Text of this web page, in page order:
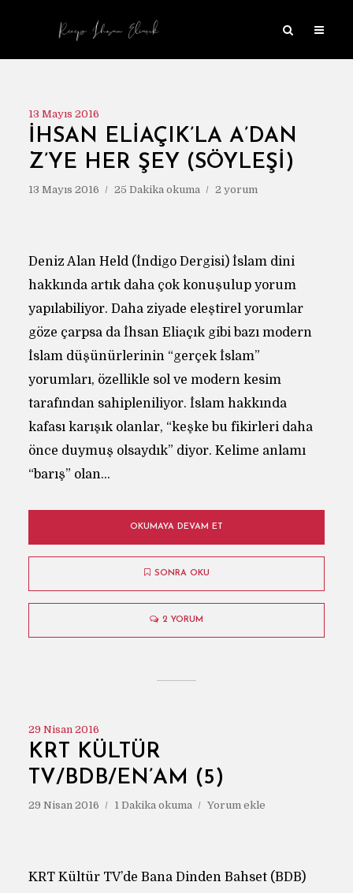
13 Mayıs 2016
İHSAN ELIAÇIK’LA A’DAN
Z’YE HER ŞEY (SÖYLEŞI)
13 Mayıs 2016 25 Dakika okuma 2 yorum
Deniz Alan Held (İndigo Dergisi) İslam dini
hakkında artık daha çok konuşulup yorum
yapılabiliyor. Daha ziyade eleştirel yorumlar
göze çarpsa da İhsan Eliaçık gibi bazı modern
İslam düşünürlerinin “gerçek İslam”
yorumları, özellikle sol ve modern kesim
tarafından sahipleniliyor. İslam hakkında
kafası karışık olanlar, “keşke bu fikirleri daha
önce duymuş olsaydık” diyor. Kelime anlamı
“barış” olan...
OKUMAYA DEVAM ET
SONRA OKU
2 YORUM
29 Nisan 2016
KRT KÜLTÜR
TV/BDB/EN’AM (5)
29 Nisan 2016 1 Dakika okuma Yorum ekle
KRT Kültür TV’de Bana Dinden Bahset (BDB)